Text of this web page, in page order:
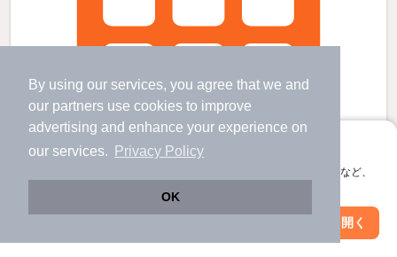
By using our services, you agree that we and
our partners use cookies to improve
advertising and enhance your experience on
our services.
Privacy Policy
OK
アプリに切り替えて、サクサクお部屋探し
会員登録なしですぐ使える。マップ検索やお気に入り保存など、
アプリを開く
絞り込み条件を変更